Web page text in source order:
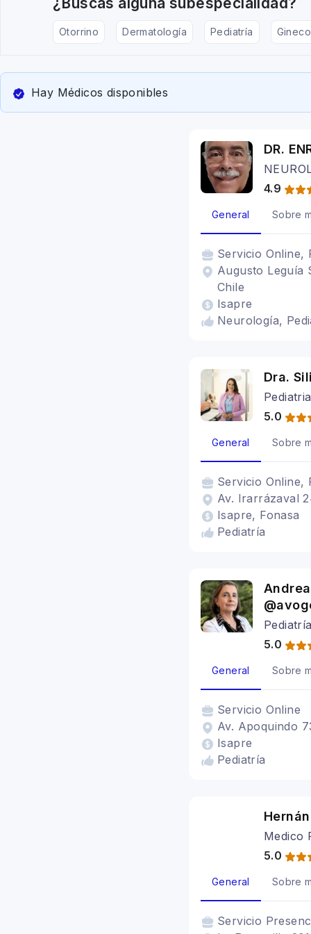
Otorrino Dermatología Pediatría
Hay Médicos disponibles
DR.
4.9
General Sobre
Servicio Online,
Augusto Leguía
Chile
Isapre
Neurología,
Dra.
Pediatria
5.0
General Sobre
Servicio Online,
Av. Irarrázaval
Isapre, Fonasa
Pediatría
5.0
General Sobre
Servicio Online
Av. Apoquindo
Isapre
Pediatría
Medico
5.0
General Sobre
Servicio